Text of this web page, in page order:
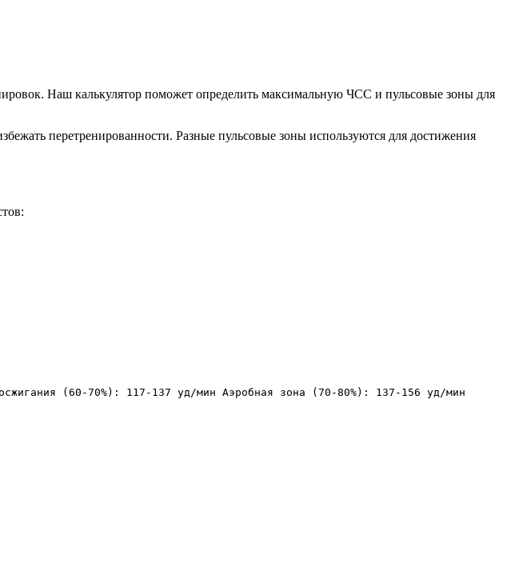
Наш калькулятор поможет определить максимальную ЧСС и пульсовые зоны для
перетренированности. Разные пульсовые зоны используются для достижения
(60-70%): 117-137 уд/мин Аэробная зона (70-80%): 137-156 уд/мин